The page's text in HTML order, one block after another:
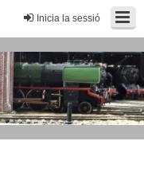
Inicia la sessió